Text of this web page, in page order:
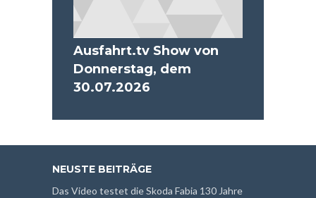
Ausfahrt.tv Show von
Donnerstag, dem
30.07.2026
NEUSTE BEITRÄGE
Das Video testet die Skoda Fabia 130 Jahre